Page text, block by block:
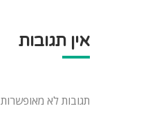
אין תגובות
תגובות לא מאופשרות